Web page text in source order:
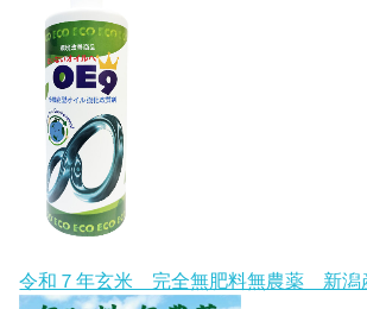
令和７年玄米 完全無肥料無農薬 新潟